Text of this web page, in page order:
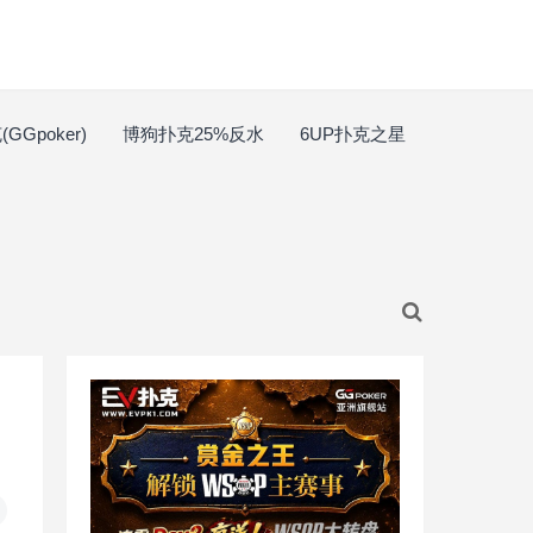
博狗扑克25%反水 6UP扑克之星